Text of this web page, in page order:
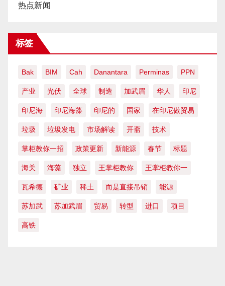
热点新闻
标签
Bak BIM Cah Danantara Perminas PPN
产业 光伏 全球 制造 加武眉 华人 印尼
印尼海 印尼海藻 印尼的 国家 在印尼做贸易
垃圾 垃圾发电 市场解读 开斋 技术
掌柜教你一招 政策更新 新能源 春节 标题
海关 海藻 独立 王掌柜教你 王掌柜教你一
瓦希德 矿业 稀土 而是直接吊销 能源
苏加武 苏加武眉 贸易 转型 进口 项目
高铁